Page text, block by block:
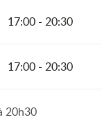
17:00 - 20:30
17:00 - 20:30
20h30